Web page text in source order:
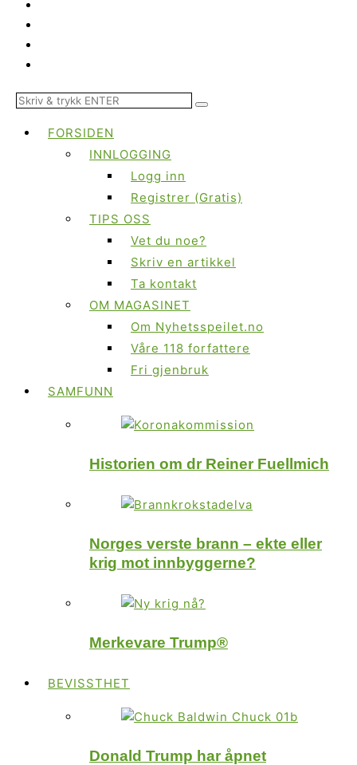
FORSIDEN
INNLOGGING
Logg inn
Registrer (Gratis)
TIPS OSS
Vet du noe?
Skriv en artikkel
Ta kontakt
OM MAGASINET
Om Nyhetsspeilet.no
Våre 118 forfattere
Fri gjenbruk
SAMFUNN
Historien om dr Reiner Fuellmich
Norges verste brann – ekte eller
krig mot innbyggerne?
Merkevare Trump®
BEVISSTHET
Donald Trump har åpnet